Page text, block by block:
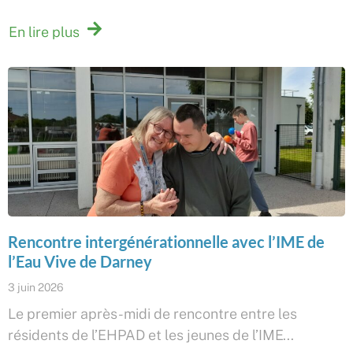
En lire plus
Rencontre intergénérationnelle avec l’IME de
l’Eau Vive de Darney
3 juin 2026
Le premier après-midi de rencontre entre les
résidents de l’EHPAD et les jeunes de l’IME...